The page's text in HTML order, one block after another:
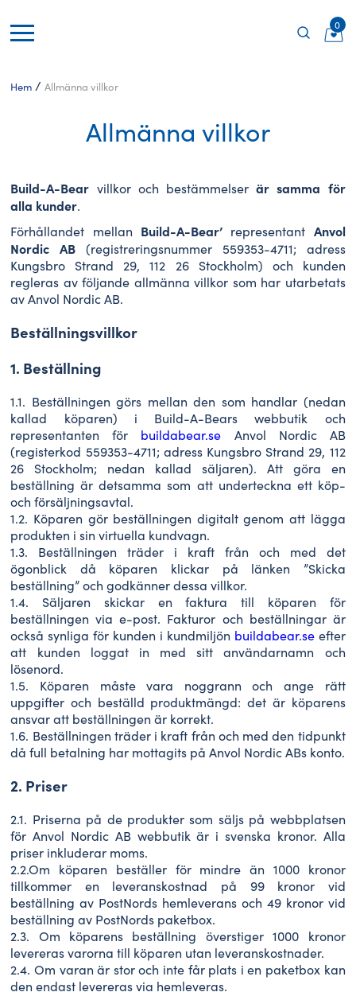
0
Hem / Allmänna villkor
Allmänna villkor
Build-A-Bear villkor och bestämmelserär samma för
alla kunder.
Förhållandet mellan Build-A-Bear’ representant Anvol
Nordic AB (registreringsnummer 559353-4711; adress
Kungsbro Strand 29, 112 26 Stockholm) och kunden
regleras av följande allmänna villkor som har utarbetats
av Anvol Nordic AB.
Beställningsvillkor
1. Beställning
1.1. Beställningen görs mellan den som handlar (nedan
kallad köparen) i Build-A-Bears webbutik och
representanten för buildabear.se Anvol Nordic AB
(registerkod 559353-4711; adress Kungsbro Strand 29, 112
26 Stockholm; nedan kallad säljaren). Att göra en
beställning är detsamma som att underteckna ett köp-
och försäljningsavtal.
1.2. Köparen gör beställningen digitalt genom att lägga
produkten i sin virtuella kundvagn.
1.3. Beställningen träder i kraft från och med det
ögonblick då köparen klickar på länken ”Skicka
beställning” och godkänner dessa villkor.
1.4. Säljaren skickar en faktura till köparen för
beställningen via e-post. Fakturor och beställningar är
också synliga för kunden i kundmiljön buildabear.seefter
att kunden loggat in med sitt användarnamn och
lösenord.
1.5. Köparen måste vara noggrann och ange rätt
uppgifter och beställd produktmängd: det är köparens
ansvar att beställningen är korrekt.
1.6. Beställningen träder i kraft från och med den tidpunkt
då full betalning har mottagits på Anvol Nordic ABs konto.
2. Priser
2.1. Priserna på de produkter som säljs på webbplatsen
för Anvol Nordic AB webbutik är i svenska kronor. Alla
priser inkluderar moms.
2.2.Om köparen beställer för mindre än 1000 kronor
tillkommer en leveranskostnad på 99 kronor vid
beställning av PostNords hemleverans och 49 kronor vid
beställning av PostNords paketbox.
2.3. Om köparens beställning överstiger 1000 kronor
levereras varorna till köparen utan leveranskostnader.
2.4. Om varan är stor och inte får plats i en paketbox kan
den endast levereras via hemleveras.